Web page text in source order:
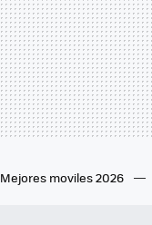
Mejores moviles 2026